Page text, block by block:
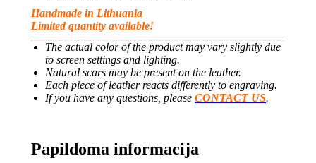
Handmade in Lithuania
Limited quantity available!
The actual color of the product may vary slightly due
to screen settings and lighting.
Natural scars may be present on the leather.
Each piece of leather reacts differently to engraving.
If you have any questions, please CONTACT US.
Papildoma informacija